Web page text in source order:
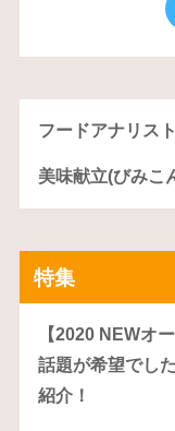
フードアナリス
美味献立(びみこ
特集
【2020 NEWオ
話題が希望でし
紹介！